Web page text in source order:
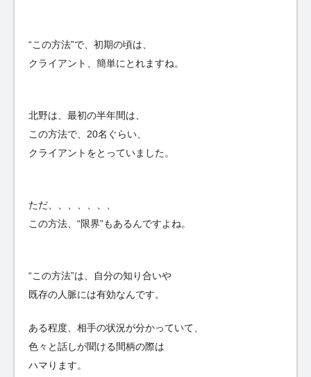
“この方法”で、初期の頃は、
クライアント、簡単にとれますね。
北野は、最初の半年間は、
この方法で、20名ぐらい、
クライアントをとっていました。
ただ、、、、、、、
この方法、“限界”もあるんですよね。
“この方法”は、自分の知り合いや
既存の人脈には有効なんです。
ある程度、相手の状況が分かっていて、
色々と話しが聞ける間柄の際は
ハマります。